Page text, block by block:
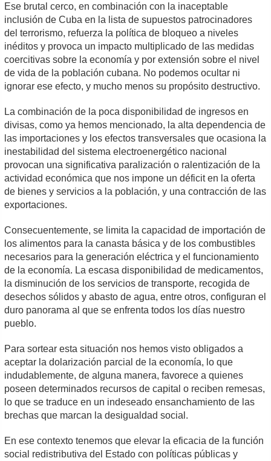
Ese brutal cerco, en combinación con la inaceptable
inclusión de Cuba en la lista de supuestos patrocinadores
del terrorismo, refuerza la política de bloqueo a niveles
inéditos y provoca un impacto multiplicado de las medidas
coercitivas sobre la economía y por extensión sobre el nivel
de vida de la población cubana. No podemos ocultar ni
ignorar ese efecto, y mucho menos su propósito destructivo.
La combinación de la poca disponibilidad de ingresos en
divisas, como ya hemos mencionado, la alta dependencia de
las importaciones y los efectos transversales que ocasiona la
inestabilidad del sistema electroenergético nacional
provocan una significativa paralización o ralentización de la
actividad económica que nos impone un déficit en la oferta
de bienes y servicios a la población, y una contracción de las
exportaciones.
Consecuentemente, se limita la capacidad de importación de
los alimentos para la canasta básica y de los combustibles
necesarios para la generación eléctrica y el funcionamiento
de la economía. La escasa disponibilidad de medicamentos,
la disminución de los servicios de transporte, recogida de
desechos sólidos y abasto de agua, entre otros, configuran el
duro panorama al que se enfrenta todos los días nuestro
pueblo.
Para sortear esta situación nos hemos visto obligados a
aceptar la dolarización parcial de la economía, lo que
indudablemente, de alguna manera, favorece a quienes
poseen determinados recursos de capital o reciben remesas,
lo que se traduce en un indeseado ensanchamiento de las
brechas que marcan la desigualdad social.
En ese contexto tenemos que elevar la eficacia de la función
social redistributiva del Estado con políticas públicas y